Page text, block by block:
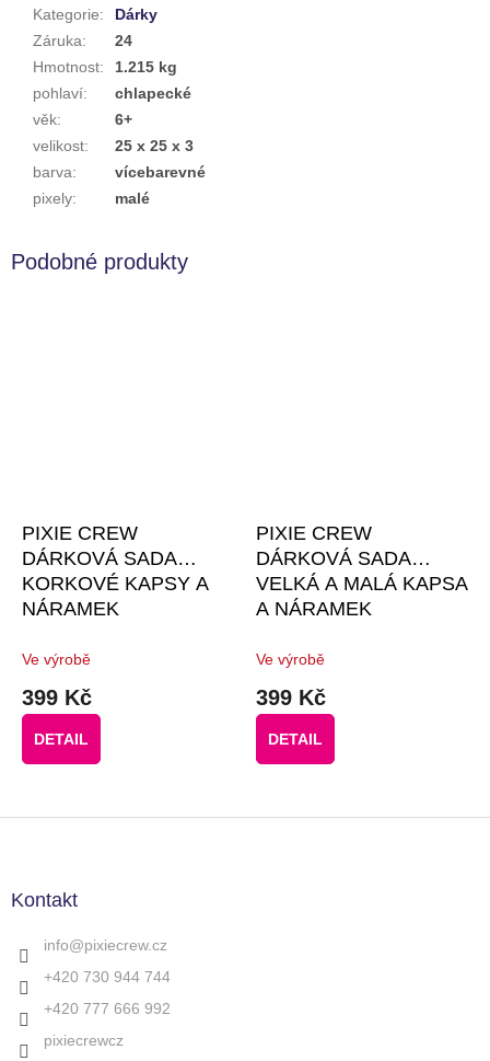
Kategorie:
Dárky
Záruka:
24
Hmotnost:
1.215 kg
pohlaví:
chlapecké
věk:
6+
velikost:
25 x 25 x 3
barva:
vícebarevné
pixely: malé
PIXIE CREW
DÁRKOVÁ SADA
KORKOVÉ KAPSY A
NÁRAMEK
Ve výrobě
399 Kč
DETAIL
PIXIE CREW
DÁRKOVÁ SADA
VELKÁ A MALÁ KAPSA
A NÁRAMEK
Ve výrobě
399 Kč
DETAIL
Kontakt
info@pixiecrew.cz
+420 730 944 744
+420 777 666 992
pixiecrewcz